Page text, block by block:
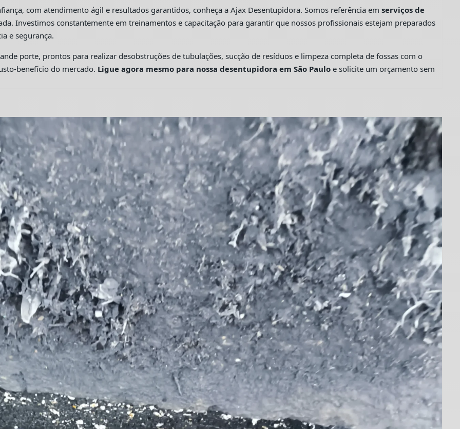
com atendimento ágil e resultados garantidos, conheça a Ajax Desentupidora. Somos referência em serviços de
Investimos constantemente em treinamentos e capacitação para garantir que nossos profissionais estejam preparados
e segurança.
porte, prontos para realizar desobstruções de tubulações, sucção de resíduos e limpeza completa de fossas com o
benefício do mercado. Ligue agora mesmo para nossa desentupidora em São Pauloe solicite um orçamento sem